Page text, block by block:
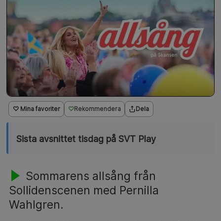
♡ Mina favoriter Rekommendera Dela
Sista avsnittet tisdag på SVT Play
Sommarens allsång från
Sollidenscenen med Pernilla
Wahlgren.